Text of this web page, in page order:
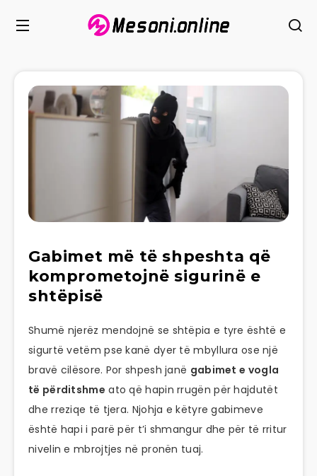
Gabimet më të shpeshta që
komprometojnë sigurinë e
shtëpisë
Shumë njerëz mendojnë se shtëpia e tyre është e
sigurtë vetëm pse kanë dyer të mbyllura ose një
bravë cilësore. Por shpesh janë gabimet e vogla
të përditshme ato që hapin rrugën për hajdutët
dhe rreziqe të tjera. Njohja e këtyre gabimeve
është hapi i parë për t’i shmangur dhe për të rritur
nivelin e mbrojtjes në pronën tuaj.